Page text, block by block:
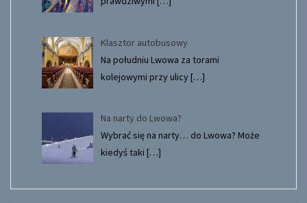
Klasztor autobusowy
Na południu Lwowa za torami
kolejowymi przy ulicy[…]
Na narty do Lwowa?
Wybrać się na narty… do Lwowa? Może
kiedyś taki […]